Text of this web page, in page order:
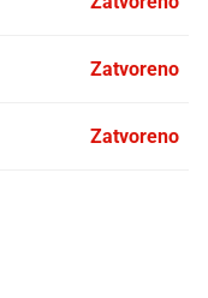
Zatvoreno
Zatvoreno